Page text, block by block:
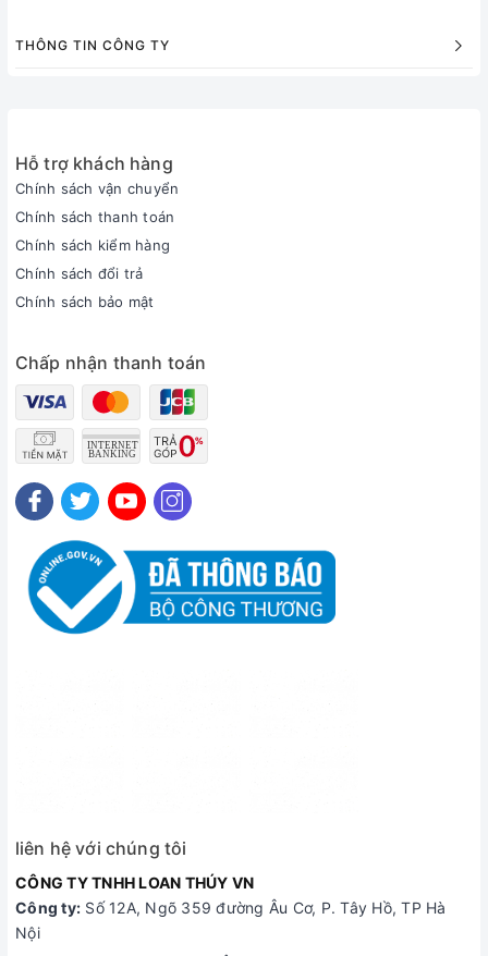
THÔNG TIN CÔNG TY
Hỗ trợ khách hàng
Chính sách vận chuyển
Chính sách thanh toán
Chính sách kiểm hàng
Chính sách đổi trả
Chính sách bảo mật
Chấp nhận thanh toán
liên hệ với chúng tôi
CÔNG TY TNHH LOAN THÚY VN
Công ty: Số 12A, Ngõ 359 đường Âu Cơ, P. Tây Hồ, TP Hà
Nội